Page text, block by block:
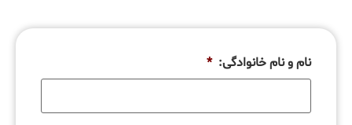
نام و نام خانوادگی: *